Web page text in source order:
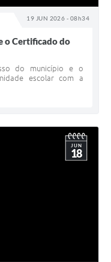
19 JUN 2026 - 08h34
o Certificado do
do município e o
escolar com a
JUN
18